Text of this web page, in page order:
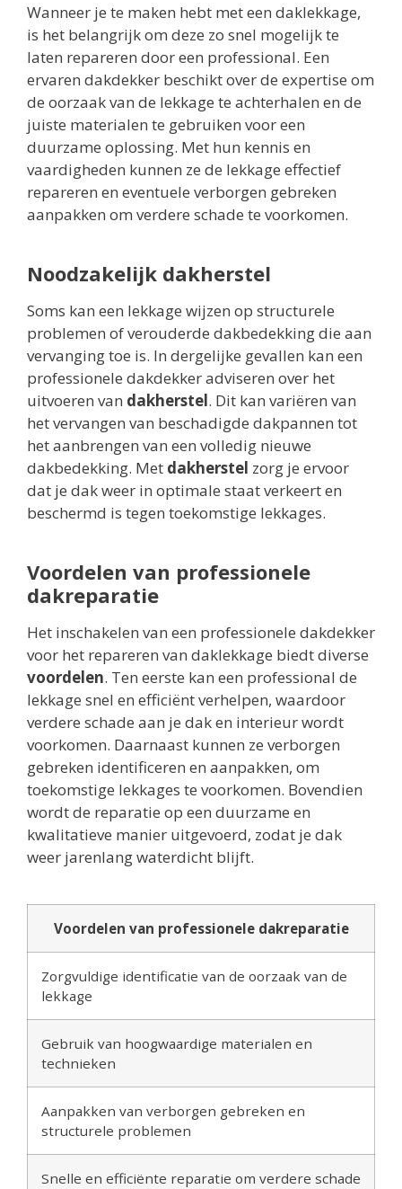
Wanneer je te maken hebt met een daklekkage,
is het belangrijk om deze zo snel mogelijk te
laten repareren door een professional. Een
ervaren dakdekker beschikt over de expertise om
de oorzaak van de lekkage te achterhalen en de
juiste materialen te gebruiken voor een
duurzame oplossing. Met hun kennis en
vaardigheden kunnen ze de lekkage effectief
repareren en eventuele verborgen gebreken
aanpakken om verdere schade te voorkomen.
Noodzakelijk dakherstel
Soms kan een lekkage wijzen op structurele
problemen of verouderde dakbedekking die aan
vervanging toe is. In dergelijke gevallen kan een
professionele dakdekker adviseren over het
uitvoeren van dakherstel. Dit kan variëren van
het vervangen van beschadigde dakpannen tot
het aanbrengen van een volledig nieuwe
dakbedekking. Met dakherstel zorg je ervoor
dat je dak weer in optimale staat verkeert en
beschermd is tegen toekomstige lekkages.
Voordelen van professionele
dakreparatie
Het inschakelen van een professionele dakdekker
voor het repareren van daklekkage biedt diverse
voordelen. Ten eerste kan een professional de
lekkage snel en efficiënt verhelpen, waardoor
verdere schade aan je dak en interieur wordt
voorkomen. Daarnaast kunnen ze verborgen
gebreken identificeren en aanpakken, om
toekomstige lekkages te voorkomen. Bovendien
wordt de reparatie op een duurzame en
kwalitatieve manier uitgevoerd, zodat je dak
weer jarenlang waterdicht blijft.
Voordelen van professionele dakreparatie
Zorgvuldige identificatie van de oorzaak van de
lekkage
Gebruik van hoogwaardige materialen en
technieken
Aanpakken van verborgen gebreken en
structurele problemen
Snelle en efficiënte reparatie om verdere schade